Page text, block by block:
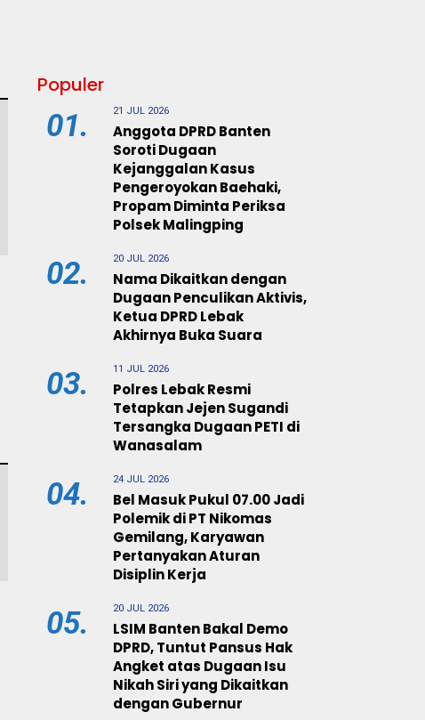
Populer
01. 21 JUL 2026
Anggota DPRD Banten
Soroti Dugaan
Kejanggalan Kasus
Pengeroyokan Baehaki,
Propam Diminta Periksa
Polsek Malingping
02. 20 JUL 2026
Nama Dikaitkan dengan
Dugaan Penculikan Aktivis,
Ketua DPRD Lebak
Akhirnya Buka Suara
03. 11 JUL 2026
Polres Lebak Resmi
Tetapkan Jejen Sugandi
Tersangka Dugaan PETI di
Wanasalam
04. 24 JUL 2026
Bel Masuk Pukul 07.00 Jadi
Polemik di PT Nikomas
Gemilang, Karyawan
Pertanyakan Aturan
Disiplin Kerja
05. 20 JUL 2026
LSIM Banten Bakal Demo
DPRD, Tuntut Pansus Hak
Angket atas Dugaan Isu
Nikah Siri yang Dikaitkan
dengan Gubernur